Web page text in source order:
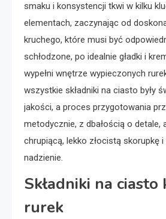
smaku i konsystencji tkwi w kilku
elementach, zaczynając od
kruchego, które musi być
schłodzone, po idealnie gładki i
wypełni wnętrze wypieczonych
wszystkie składniki na ciasto były
jakości, a proces przygotowania
metodycznie, z dbałością o detale,
chrupiącą, lekko złocistą skorupkę
nadzienie.
Składniki na
rurek